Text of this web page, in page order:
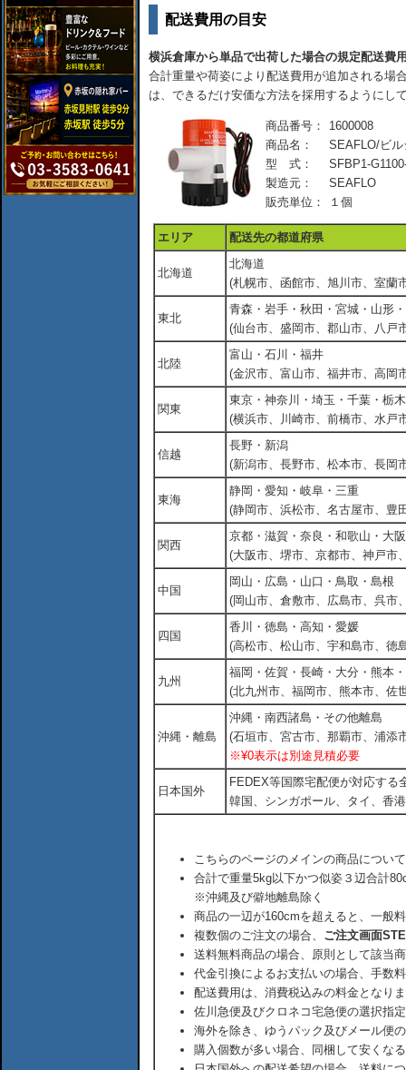
配送費用の目安
横浜倉庫から単品で出荷した場合の規定配送費
合計重量や荷姿により配送費用が追加される場
は、できるだけ安価な方法を採用するようにし
商品番号：
1600008
商品名：
SEAFLO/ビル
型 式：
SFBP1-
製造元：
SEAFLO
販売単位：
１個
エリア 配送先の都道府県
北海道
北海道
(札幌市、函館市、旭川市、室蘭
東北
青森・岩手・秋田・宮城・山形
(仙台市、盛岡市、郡山市、八戸
北陸
富山・石川・福井
(金沢市、富山市、福井市、高岡
関東
東京・神奈川・埼玉・千葉・栃
(横浜市、川崎市、前橋市、水戸
信越
長野・新潟
(新潟市、長野市、松本市、長岡
東海
静岡・愛知・岐阜・三重
(静岡市、浜松市、名古屋市、豊
関西
京都・滋賀・奈良・和歌山・大
(大阪市、堺市、京都市、神戸市
中国
岡山・広島・山口・鳥取・島根
(岡山市、倉敷市、広島市、呉市
四国
香川・徳島・高知・愛媛
(高松市、松山市、宇和島市、徳
九州
福岡・佐賀・長崎・大分・熊本
(北九州市、福岡市、熊本市、佐
沖縄・離島
沖縄・南西諸島・その他離島
(石垣市、宮古市、那覇市、浦添
※¥0表示は別途見積必要
日本国外
FEDEX等国際宅配便が対応す
韓国、シンガポール、タイ、香
こちらのページのメインの商品につい
合計で重量5kg以下かつ似姿３辺合計
※沖縄及び僻地離島除く
商品の一辺が160cmを超えると、一般
複数個のご注文の場合、 ご注文画面
送料無料商品の場合、原則として該当
代金引換によるお支払いの場合、手数
配送費用は、消費税込みの料金となり
佐川急便及びクロネコ宅急便の選択指
海外を除き、ゆうパック及びメール便
購入個数が多い場合、同梱して安くな